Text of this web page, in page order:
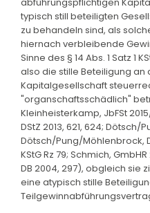
typisch still beteiligten
zu behandeln sind, als
hiernach verbleibende
Sinne des § 14 Abs. 1 Satz 1
also die stille Beteiligung
Kapitalgesellschaft
"organschaftsschädlich"
Kleinheisterkamp, JbFSt
DStZ 2013, 621, 624; Dötsch/
Dötsch/Pung/Möhlenbrock,
KStG Rz 79; Schmich,
DB 2004, 297), obgleich sie
eine atypisch stille